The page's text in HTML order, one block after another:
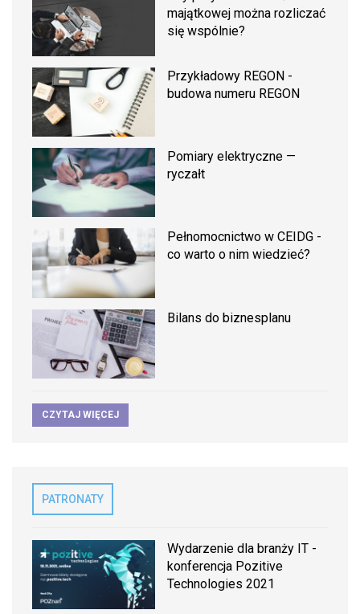
majątkowej można rozliczać
się wspólnie?
Przykładowy REGON -
budowa numeru REGON
Pomiary elektryczne —
ryczałt
Pełnomocnictwo w CEIDG -
co warto o nim wiedzieć?
Bilans do biznesplanu
CZYTAJ WIĘCEJ
PATRONATY
Wydarzenie dla branży IT -
konferencja Pozitive
Technologies 2021